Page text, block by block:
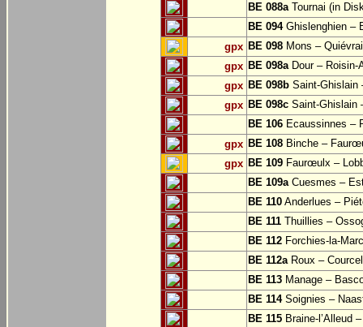
BE 088aTournai (in
BE 094Ghislenghien –
gpx BE 098 Mons –
gpx BE 098aDour – Roisin-
gpx BE 098b Saint-Ghislain
gpx BE 098c Saint-Ghislain
BE 106 Ecaussinnes –
gpx BE 108 Binche –
gpx BE 109 Faurœulx –
BE 109aCuesmes –
BE 110 Anderlues –
BE 111 Thuillies –
BE 112 Forchies-la-
BE 112aRoux –
BE 113 Manage –
BE 114Soignies –
BE 115 Braine-l’Alleud